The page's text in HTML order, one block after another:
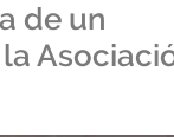
de un